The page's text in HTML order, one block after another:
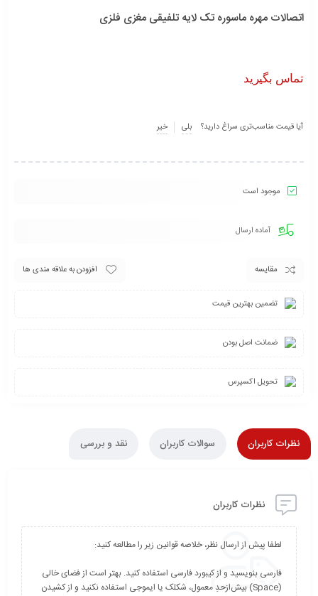
اتصالات مهره ماسوره تک لایه تلفیقی مغزی فلزی
تماس بگیرید
آیا قیمت مناسب‌تری سراغ دارید؟ بلی خیر
موجود است
آماده ارسال
مقایسه افزودن به علاقه مندی ها
تضمین بهترین قیمت
ضمانت اصل بودن
تحویل اکسپرس
نظرات کاربران سوالات کاربران نقد و بررسی
نظرات کاربران
فارسی بنویسید و از کیبورد فارسی استفاده کنید. بهتر است از فضای خالی
(Space) بیش‌از‌حدِ معمول، شکلک یا ایموجی استفاده نکنید و از کشیدن